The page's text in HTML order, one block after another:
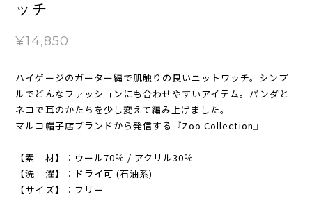
ッチ
¥14,850
ハイゲージのガーター編で肌触りの良いニットワッチ。シンプ
ルでどんなファッションにも合わせやすいアイテム。パンダと
ネコで耳のかたちを少し変えて編み上げました。
マルコ帽子店ブランドから発信する『Zoo Collection』
【素 材】：ウール70％ / アクリル30％
【洗 濯】：ドライ可 (石油系)
【サイズ】：フリー